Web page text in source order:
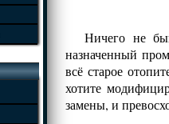
Ничего не
назначенный
всё старое
хотите
замены, и